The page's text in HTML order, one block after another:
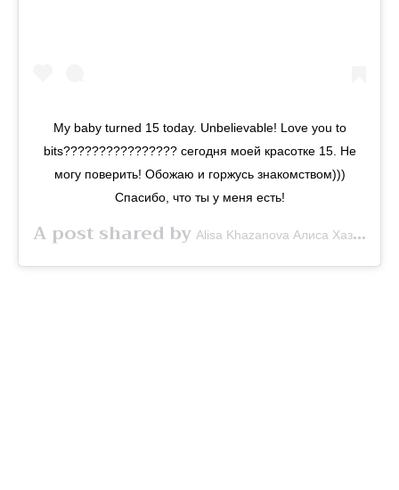
My baby turned 15 today. Unbelievable! Love you to
bits???????????????? сегодня моей красотке 15. Не
могу поверить! Обожаю и горжусь знакомством)))
Спасибо, что ты у меня есть!
A post shared by Alisa Khazanova Алиса Хазанова